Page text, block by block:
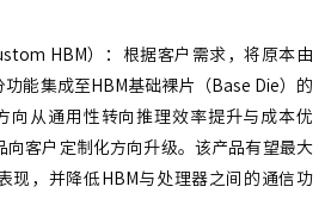
HBM）：根据客户需求，将原本由
功能集成至HBM基础裸片（Base Die）的
向从通用性转向推理效率提升与成本优
向客户定制化方向升级。该产品有望最大
现，并降低HBM与处理器之间的通信功